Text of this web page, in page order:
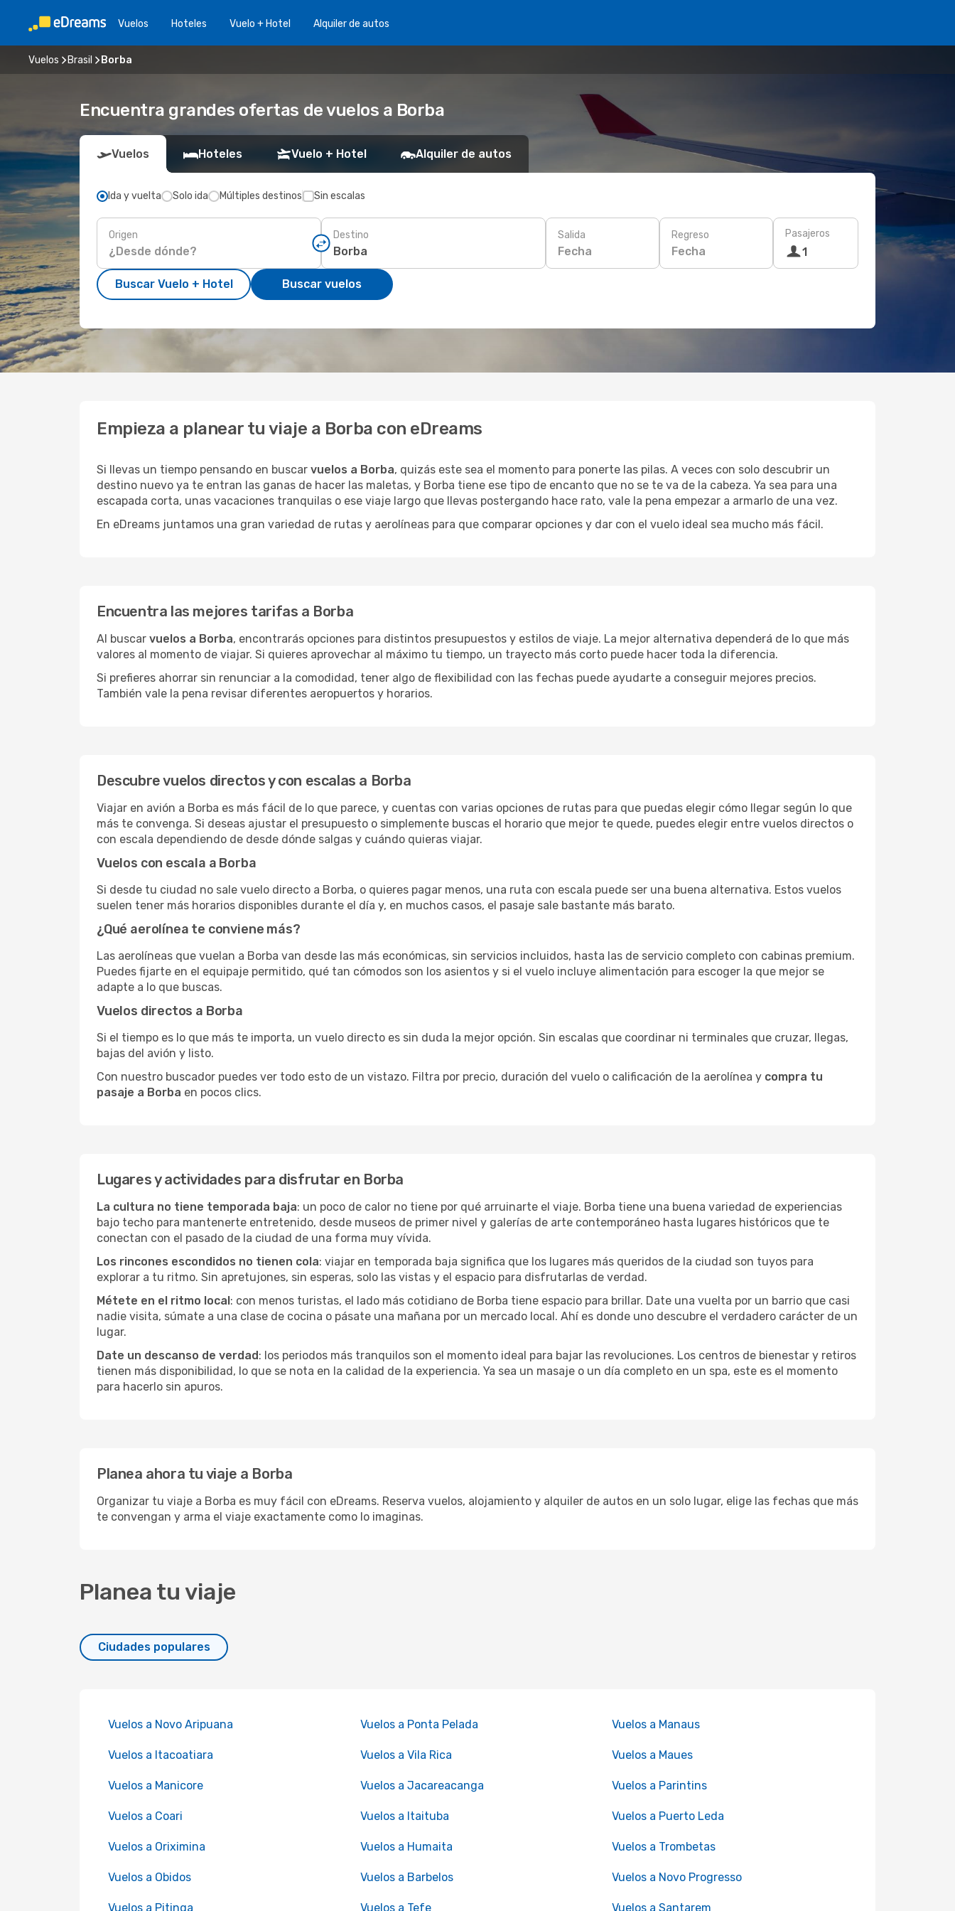
Vuelos Hoteles Vuelo + Hotel Alquiler de autos
Vuelos Brasil Borba
Encuentra grandes ofertas de vuelos a Borba
Vuelos Hoteles Vuelo + Hotel Alquiler de autos
Ida y vuelta Solo ida Múltiples destinos Sin escalas
Origen Destino Salida
Fecha
Regreso
Fecha
Pasajeros
1
Buscar Vuelo + Hotel Buscar vuelos
Empieza a planear tu viaje a Borba con eDreams
Si llevas un tiempo pensando en buscar vuelos a Borba, quizás este sea el momento para ponerte las pilas. A veces con solo descubrir un
destino nuevo ya te entran las ganas de hacer las maletas, y Borba tiene ese tipo de encanto que no se te va de la cabeza. Ya sea para una
escapada corta, unas vacaciones tranquilas o ese viaje largo que llevas postergando hace rato, vale la pena empezar a armarlo de una vez.
En eDreams juntamos una gran variedad de rutas y aerolíneas para que comparar opciones y dar con el vuelo ideal sea mucho más fácil.
Encuentra las mejores tarifas a Borba
Al buscar vuelos a Borba, encontrarás opciones para distintos presupuestos y estilos de viaje. La mejor alternativa dependerá de lo que más
valores al momento de viajar. Si quieres aprovechar al máximo tu tiempo, un trayecto más corto puede hacer toda la diferencia.
Si prefieres ahorrar sin renunciar a la comodidad, tener algo de flexibilidad con las fechas puede ayudarte a conseguir mejores precios.
También vale la pena revisar diferentes aeropuertos y horarios.
Descubre vuelos directos y con escalas a Borba
Viajar en avión a Borba es más fácil de lo que parece, y cuentas con varias opciones de rutas para que puedas elegir cómo llegar según lo que
más te convenga. Si deseas ajustar el presupuesto o simplemente buscas el horario que mejor te quede, puedes elegir entre vuelos directos o
con escala dependiendo de desde dónde salgas y cuándo quieras viajar.
Vuelos con escala a Borba
Si desde tu ciudad no sale vuelo directo a Borba, o quieres pagar menos, una ruta con escala puede ser una buena alternativa. Estos vuelos
suelen tener más horarios disponibles durante el día y, en muchos casos, el pasaje sale bastante más barato.
¿Qué aerolínea te conviene más?
Las aerolíneas que vuelan a Borba van desde las más económicas, sin servicios incluidos, hasta las de servicio completo con cabinas premium.
Puedes fijarte en el equipaje permitido, qué tan cómodos son los asientos y si el vuelo incluye alimentación para escoger la que mejor se
adapte a lo que buscas.
Vuelos directos a Borba
Si el tiempo es lo que más te importa, un vuelo directo es sin duda la mejor opción. Sin escalas que coordinar ni terminales que cruzar, llegas,
bajas del avión y listo.
Con nuestro buscador puedes ver todo esto de un vistazo. Filtra por precio, duración del vuelo o calificación de la aerolínea y compra tu
pasaje a Borba en pocos clics.
Lugares y actividades para disfrutar en Borba
La cultura no tiene temporada baja: un poco de calor no tiene por qué arruinarte el viaje. Borba tiene una buena variedad de experiencias
bajo techo para mantenerte entretenido, desde museos de primer nivel y galerías de arte contemporáneo hasta lugares históricos que te
conectan con el pasado de la ciudad de una forma muy vívida.
Los rincones escondidos no tienen cola: viajar en temporada baja significa que los lugares más queridos de la ciudad son tuyos para
explorar a tu ritmo. Sin apretujones, sin esperas, solo las vistas y el espacio para disfrutarlas de verdad.
Métete en el ritmo local: con menos turistas, el lado más cotidiano de Borba tiene espacio para brillar. Date una vuelta por un barrio que casi
nadie visita, súmate a una clase de cocina o pásate una mañana por un mercado local. Ahí es donde uno descubre el verdadero carácter de un
lugar.
Date un descanso de verdad: los periodos más tranquilos son el momento ideal para bajar las revoluciones. Los centros de bienestar y retiros
tienen más disponibilidad, lo que se nota en la calidad de la experiencia. Ya sea un masaje o un día completo en un spa, este es el momento
para hacerlo sin apuros.
Planea ahora tu viaje a Borba
Organizar tu viaje a Borba es muy fácil con eDreams. Reserva vuelos, alojamiento y alquiler de autos en un solo lugar, elige las fechas que más
te convengan y arma el viaje exactamente como lo imaginas.
Planea tu viaje
Ciudades populares
Vuelos a Novo Aripuana Vuelos a Ponta Pelada Vuelos a Manaus
Vuelos a Itacoatiara Vuelos a Vila Rica Vuelos a Maues
Vuelos a Manicore Vuelos a Jacareacanga Vuelos a Parintins
Vuelos a Coari Vuelos a Itaituba Vuelos a Puerto Leda
Vuelos a Oriximina Vuelos a Humaita Vuelos a Trombetas
Vuelos a Obidos Vuelos a Barbelos Vuelos a Novo Progresso
Vuelos a Pitinga Vuelos a Tefe Vuelos a Santarem